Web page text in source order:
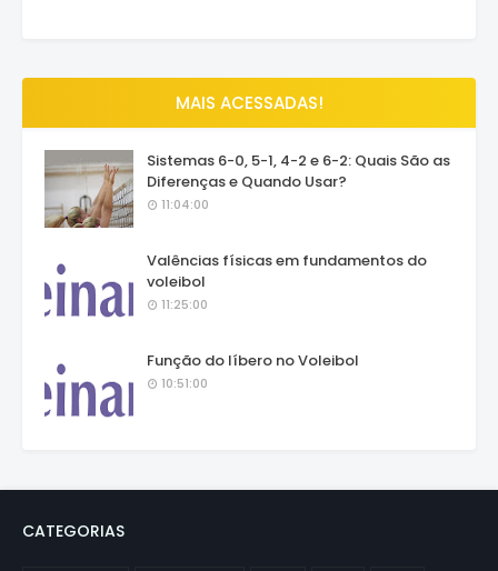
MAIS ACESSADAS!
Sistemas 6-0, 5-1, 4-2 e 6-2: Quais São as
Diferenças e Quando Usar?
11:04:00
Valências físicas em fundamentos do
voleibol
11:25:00
Função do líbero no Voleibol
10:51:00
CATEGORIAS